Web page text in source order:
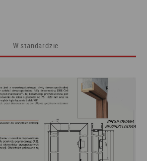
W standardzie